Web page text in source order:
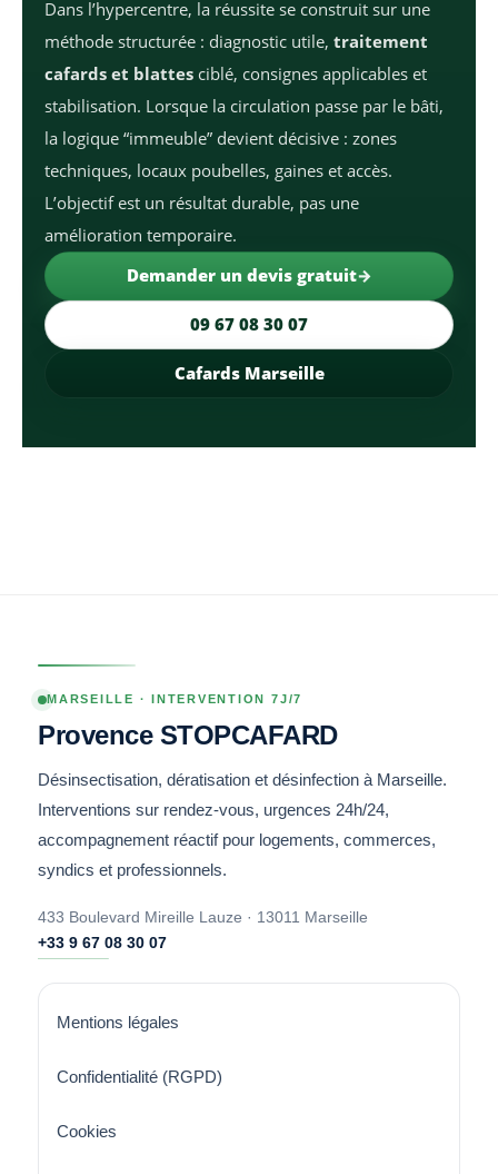
Dans l’hypercentre, la réussite se construit sur une
méthode structurée : diagnostic utile, traitement
cafards et blattes ciblé, consignes applicables et
stabilisation. Lorsque la circulation passe par le bâti,
la logique “immeuble” devient décisive : zones
techniques, locaux poubelles, gaines et accès.
L’objectif est un résultat durable, pas une
amélioration temporaire.
Demander un devis gratuit
09 67 08 30 07
Cafards Marseille
MARSEILLE · INTERVENTION 7J/7
Provence STOPCAFARD
Désinsectisation, dératisation et désinfection à Marseille.
Interventions sur rendez-vous, urgences 24h/24,
accompagnement réactif pour logements, commerces,
syndics et professionnels.
433 Boulevard Mireille Lauze · 13011 Marseille
+33 9 67 08 30 07
Mentions légales
Confidentialité (RGPD)
Cookies